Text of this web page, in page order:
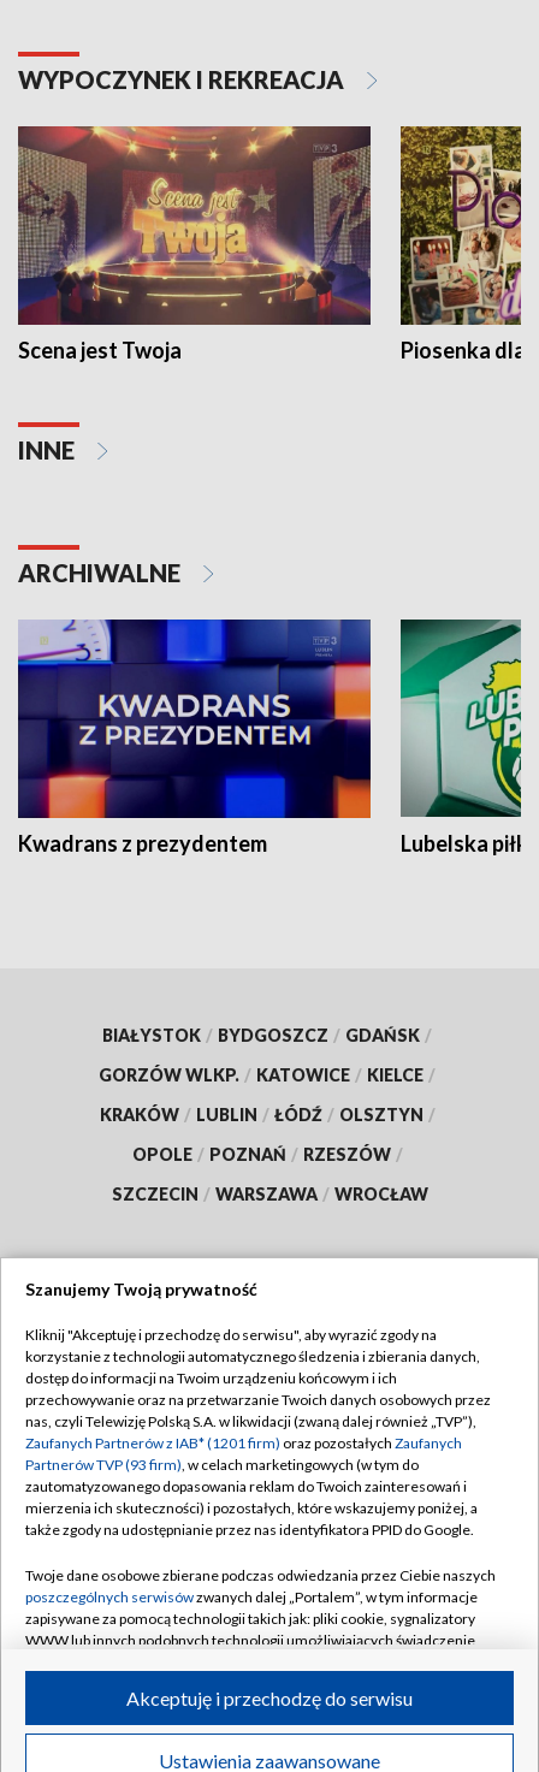
WYPOCZYNEK I REKREACJA
Scena jest Twoja Piosenka dla
INNE
ARCHIWALNE
Kwadrans z prezydentem Lubelska piłka
BIAŁYSTOK / BYDGOSZCZ / GDAŃSK /
GORZÓW WLKP. / KATOWICE / KIELCE /
KRAKÓW / LUBLIN / ŁÓDŹ / OLSZTYN /
OPOLE / POZNAŃ / RZESZÓW /
SZCZECIN / WARSZAWA / WROCŁAW
TVP
Abonament TVP
Emisja w TVP
Centrum informacji TVP
Naziemna Telewizja Cyfrowa
Rada Programowa
System NOS
Informacje o nadawcy
Program dla prasy
Regulamin TVP
Polityka prywatności
Moje zgody
Pomoc
Kontakt
Kanały
©2026 Telewizja Polska S.A. w likwidacji
Szanujemy Twoją prywatność
Kliknij "Akceptuję i przechodzę do serwisu", aby wyrazić zgody na
korzystanie z technologii automatycznego śledzenia i zbierania danych,
dostęp do informacji na Twoim urządzeniu końcowym i ich
przechowywanie oraz na przetwarzanie Twoich danych osobowych przez
nas, czyli Telewizję Polską S.A. w likwidacji (zwaną dalej również „TVP”),
Zaufanych Partnerów z IAB* (1201 firm) oraz pozostałych Zaufanych
Partnerów TVP (93 firm), w celach marketingowych (w tym do
zautomatyzowanego dopasowania reklam do Twoich zainteresowań i
mierzenia ich skuteczności) i pozostałych, które wskazujemy poniżej, a
także zgody na udostępnianie przez nas identyfikatora PPID do Google.
Twoje dane osobowe zbierane podczas odwiedzania przez Ciebie naszych
poszczególnych serwisówzwanych dalej „Portalem”, w tym informacje
zapisywane za pomocą technologii takich jak: pliki cookie, sygnalizatory
WWW lub innych podobnych technologii umożliwiających świadczenie
ruchu w Internecie.
Twoje dane osobowe zbierane podczas odwiedzania przez Ciebie
Ustawienia zaawansowane
Akceptuję i przechodzę do serwisu